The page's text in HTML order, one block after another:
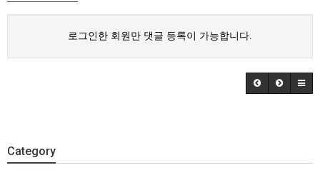
로그인한 회원만 댓글 등록이 가능합니다.
Category